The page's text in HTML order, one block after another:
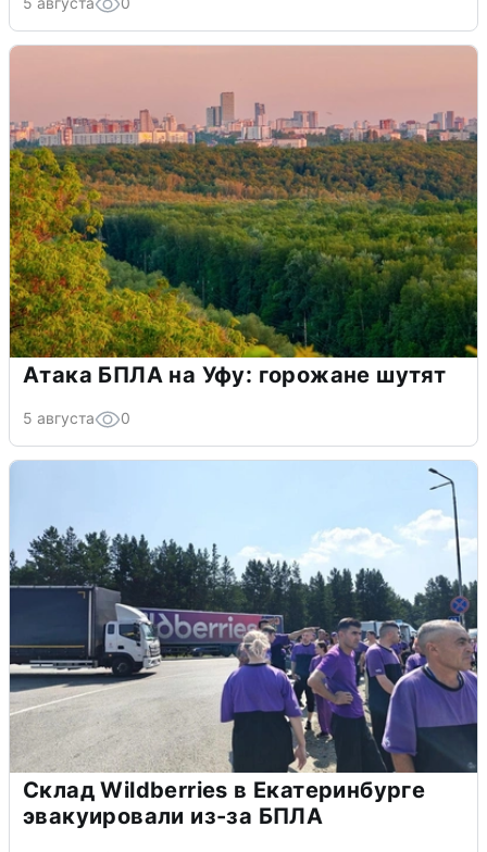
Атака БПЛА на Уфу: горожане шутят
5 августа 0
Склад Wildberries в Екатеринбурге
эвакуировали из-за БПЛА